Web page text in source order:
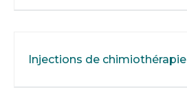
Injections de chimiothérapie